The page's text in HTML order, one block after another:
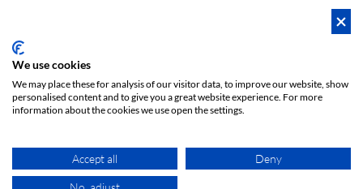
Open footer
We use cookies
We may place these for analysis of our visitor data, to improve our website, show
personalised content and to give you a great website experience. For more
information about the cookies we use open the settings.
Accept all Deny